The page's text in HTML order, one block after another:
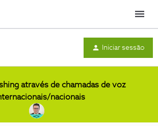
Menu
Iniciar sessão
através de chamadas de voz
nacionais